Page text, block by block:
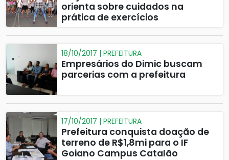
orienta sobre cuidados na
prática de exercícios
18/10/2017 | PREFEITURA
Empresários do Dimic buscam
parcerias com a prefeitura
17/10/2017 | PREFEITURA
Prefeitura conquista doação de
terreno de R$1,8mi para o IF
Goiano Campus Catalão